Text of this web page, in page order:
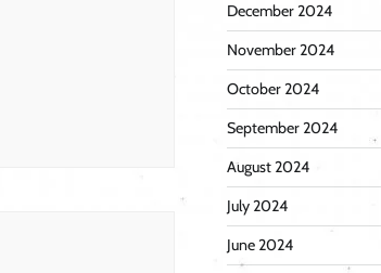
December 2024
November 2024
October 2024
September 2024
August 2024
July 2024
June 2024